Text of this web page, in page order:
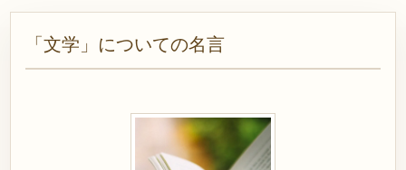
「文学」についての名言